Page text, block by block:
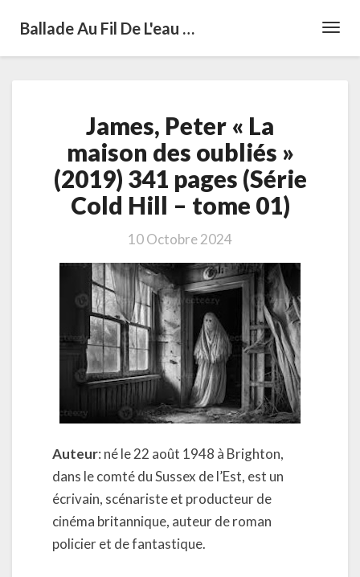
Ballade Au Fil De L'eau …
Peter
« La
maison
des
oubliés »
(2019)
pages
(Série
Cold
Hill
–
tome
01)
James, Peter « La
maison des oubliés »
(2019) 341 pages (Série
Cold Hill – tome 01)
10 Octobre 2024
Auteur: né le 22 août 1948 à Brighton,
dans le comté du Sussex de l’Est, est un
écrivain, scénariste et producteur de
cinéma britannique, auteur de roman
policier et de fantastique.